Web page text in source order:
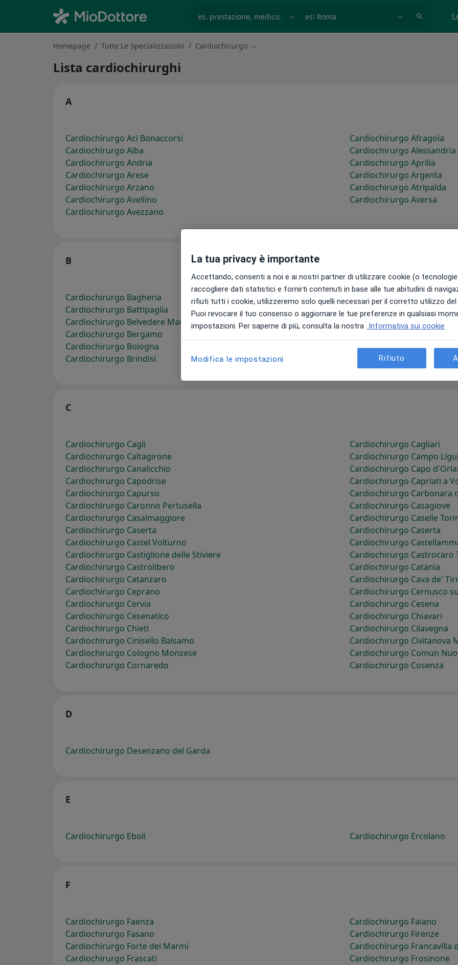
Homepage Tutte Le Specializzazioni Cardiochirurgo Cambia città
Lista cardiochirurghi
A
Cardiochirurgo Aci Bonaccorsi
Cardiochirurgo Afragola
Cardiochirurgo Alba
Cardiochirurgo Alessandria
Cardiochirurgo Andria
Cardiochirurgo Aprilia
Cardiochirurgo Arese
Cardiochirurgo Argenta
Cardiochirurgo Arzano
Cardiochirurgo Atripalda
Cardiochirurgo Avellino
Cardiochirurgo Aversa
Cardiochirurgo Avezzano
B
Cardiochirurgo Bagheria
Cardiochirurgo Bari
Cardiochirurgo Battipaglia
Cardiochirurgo Bellinzago
Cardiochirurgo Belvedere Marittimo
Cardiochirurgo Benevento
Cardiochirurgo Bergamo
Cardiochirurgo Bologna
Cardiochirurgo Brescia
Cardiochirurgo Brindisi
Cardiochirurgo Bronte
C
Cardiochirurgo Cagli
Cardiochirurgo Cagliari
Cardiochirurgo Caltagirone
Cardiochirurgo Campo
Cardiochirurgo Canalicchio
Cardiochirurgo Capo
Cardiochirurgo Capodrise
Cardiochirurgo Capriati a
Cardiochirurgo Capurso
Cardiochirurgo Carbonara
Cardiochirurgo Caronno Pertusella
Cardiochirurgo Casagiove
Cardiochirurgo Casalmaggiore
Cardiochirurgo Caselle
Cardiochirurgo Caserta
Cardiochirurgo Caserta
Cardiochirurgo Castel Volturno
Cardiochirurgo
Cardiochirurgo Castiglione delle Stiviere
Cardiochirurgo Castrocaro
Cardiochirurgo Castrolibero
Cardiochirurgo Catania
Cardiochirurgo Catanzaro
Cardiochirurgo Cava de'
Cardiochirurgo Ceprano
Cardiochirurgo Cernusco
Cardiochirurgo Cervia
Cardiochirurgo Cesena
Cardiochirurgo Cesenatico
Cardiochirurgo Chiavari
Cardiochirurgo Chieti
Cardiochirurgo Cilavegna
Cardiochirurgo Cinisello Balsamo
Cardiochirurgo Civitanova
Cardiochirurgo Cologno Monzese
Cardiochirurgo Comun
Cardiochirurgo Cornaredo
Cardiochirurgo Cosenza
D
Cardiochirurgo Desenzano del Garda
E
Cardiochirurgo Eboli Cardiochirurgo Ercolano
F
Cardiochirurgo Faenza
Cardiochirurgo Faiano
Cardiochirurgo Fasano
Cardiochirurgo Firenze
Cardiochirurgo Forte dei Marmi
Cardiochirurgo Francavilla
Cardiochirurgo Frascati
Cardiochirurgo Frosinone
La tua privacy è importante
Accettando, consenti a noi e ai nostri partner di utilizzare cookie (o
raccogliere dati statistici e fornirti contenuti in base alle tue abitudini di
rifiuti tutti i cookie, utilizzeremo solo quelli necessari per il corretto utilizzo
Puoi revocare il tuo consenso o aggiornare le tue preferenze in qualsiasi
impostazioni. Per saperne di più, consulta la nostra Informativa sui cookie
Modifica le impostazioni Rifiuto